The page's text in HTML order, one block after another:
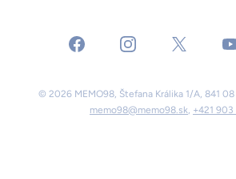
facebook instagramx
© 2026 MEMO98, Štefana Králika 1/A, 841 08
memo98@memo98.sk, +421 903